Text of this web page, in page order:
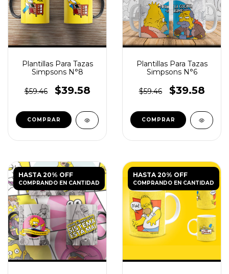
Plantillas Para Tazas
Simpsons N°8
$59.46 $39.58
Plantillas Para Tazas
Simpsons N°6
$59.46 $39.58
HASTA 20% OFF
COMPRANDO EN CANTIDAD
HASTA 20% OFF
COMPRANDO EN CANTIDAD